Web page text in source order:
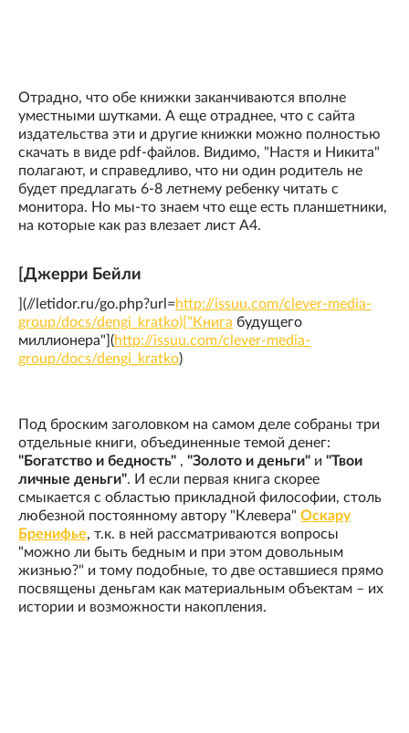
Отрадно, что обе книжки заканчиваются вполне
уместными шутками. А еще отраднее, что с сайта
издательства эти и другие книжки можно полностью
скачать в виде pdf-файлов. Видимо, "Настя и Никита"
полагают, и справедливо, что ни один родитель не
будет предлагать 6-8 летнему ребенку читать с
монитора. Но мы-то знаем что еще есть планшетники,
на которые как раз влезает лист А4.
[Джерри Бейли
](//letidor.ru/go.php?url=http://issuu.com/clever-media-
group/docs/dengi_kratko)["Книга будущего
миллионера"](http://issuu.com/clever-media-
group/docs/dengi_kratko)
Под броским заголовком на самом деле собраны три
отдельные книги, объединенные темой денег:
"Богатство и бедность" , "Золото и деньги" и "Твои
личные деньги". И если первая книга скорее
смыкается с областью прикладной философии, столь
любезной постоянному автору "Клевера" Оскару
Бренифье, т.к. в ней рассматриваются вопросы
"можно ли быть бедным и при этом довольным
жизнью?" и тому подобные, то две оставшиеся прямо
посвящены деньгам как материальным объектам – их
истории и возможности накопления.